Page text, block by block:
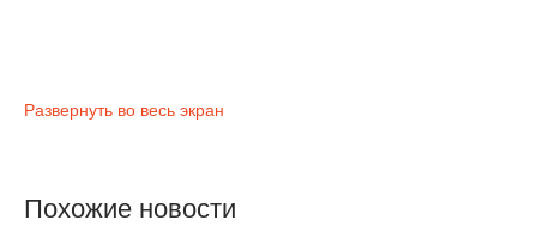
Развернуть во весь экран
Похожие новости